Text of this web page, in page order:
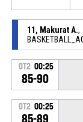
11, Makurat A.,
OT2 00:25
85-90
OT2 00:25
85-89